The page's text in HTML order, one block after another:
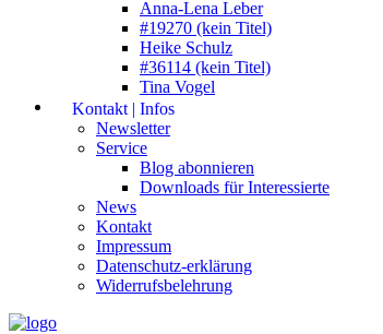
Anna-Lena Leber
#19270 (kein Titel)
Heike Schulz
#36114 (kein Titel)
Tina Vogel
Kontakt | Infos
Newsletter
Service
Blog abonnieren
Downloads für Interessierte
News
Kontakt
Impressum
Datenschutz-erklärung
Widerrufsbelehrung